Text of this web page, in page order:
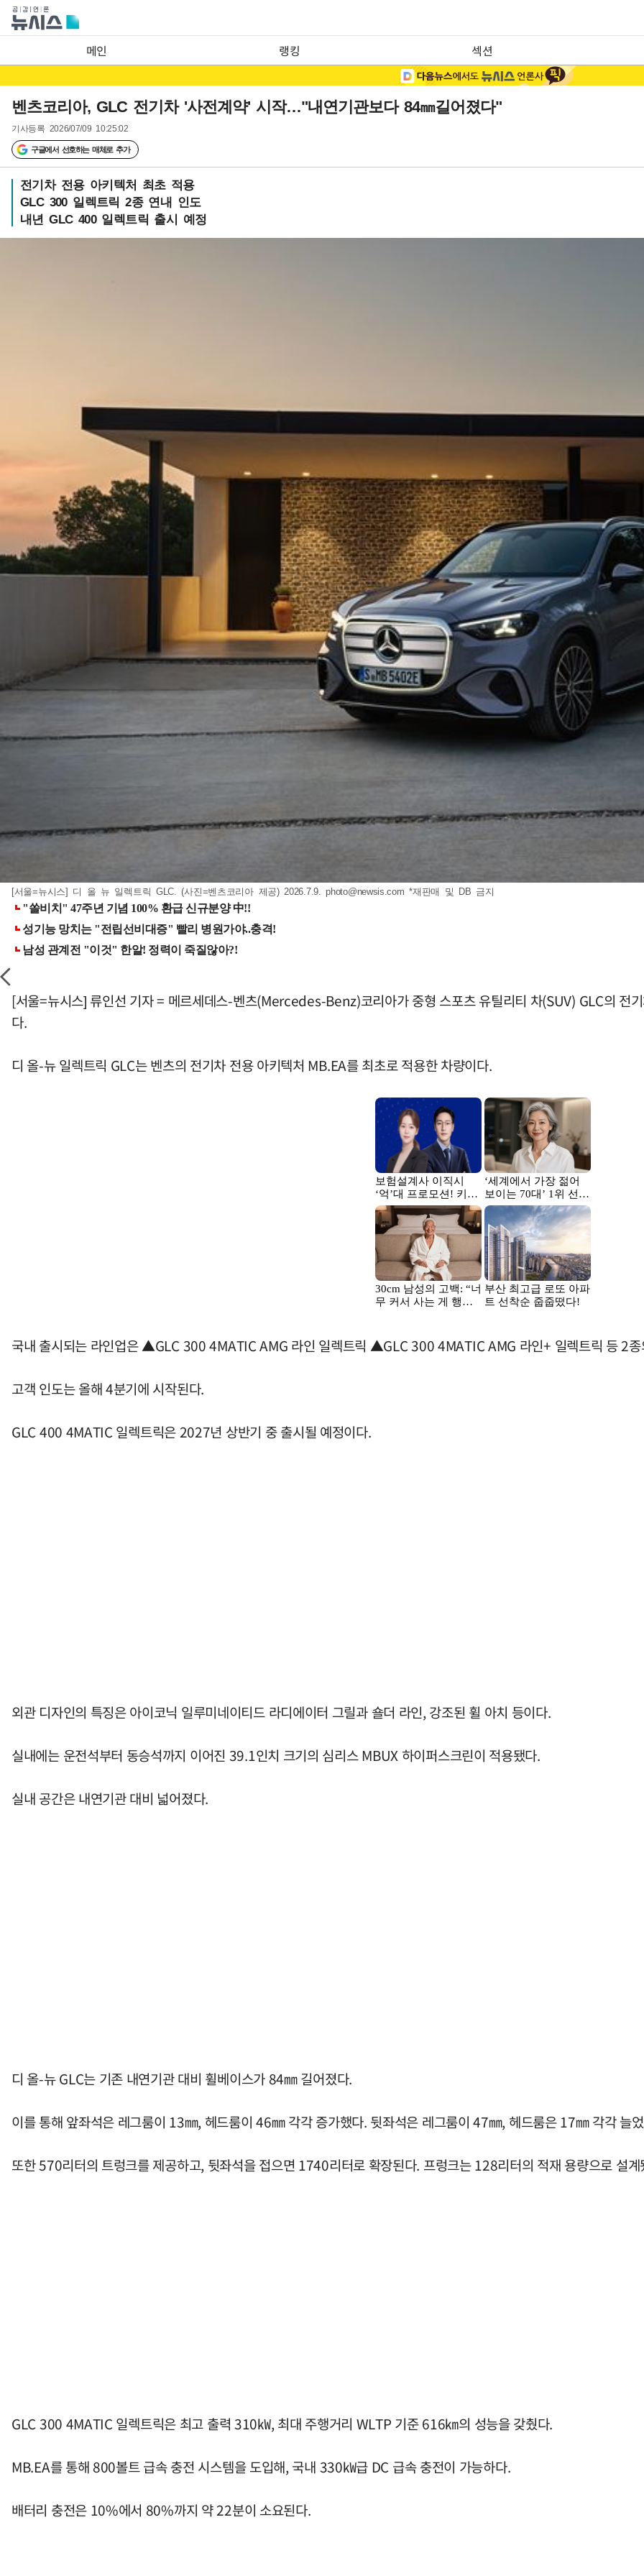
메인 랭킹 섹션
벤츠코리아, GLC 전기차 '사전계약' 시작…"내연기관보다 84㎜길어졌다"
기사등록 2026/07/09 10:25:02
구글에서 선호하는 매체로 추가
전기차 전용 아키텍처 최초 적용
GLC 300 일렉트릭 2종 연내 인도
내년 GLC 400 일렉트릭 출시 예정
[서울=뉴시스] 디 올 뉴 일렉트릭 GLC. (사진=벤츠코리아 제공) 2026.7.9.photo@newsis.com *재판매 및 DB 금지
[서울=뉴시스] 류인선 기자 = 메르세데스-벤츠(Mercedes-Benz)코리아가 중형 스포츠 유틸리티 차(SUV) GLC의 전
다.
디 올-뉴 일렉트릭 GLC는 벤츠의 전기차 전용 아키텍처 MB.EA를 최초로 적용한 차량이다.
국내 출시되는 라인업은 ▲GLC 300 4MATIC AMG 라인 일렉트릭 ▲GLC 300 4MATIC AMG 라인+ 일렉트릭 등 2종
고객 인도는 올해 4분기에 시작된다.
GLC 400 4MATIC 일렉트릭은 2027년 상반기 중 출시될 예정이다.
외관 디자인의 특징은 아이코닉 일루미네이티드 라디에이터 그릴과 숄더 라인, 강조된 휠 아치 등이다.
실내에는 운전석부터 동승석까지 이어진 39.1인치 크기의 심리스 MBUX 하이퍼스크린이 적용됐다.
실내 공간은 내연기관 대비 넓어졌다.
디 올-뉴 GLC는 기존 내연기관 대비 휠베이스가 84㎜ 길어졌다.
이를 통해 앞좌석은 레그룸이 13㎜, 헤드룸이 46㎜ 각각 증가했다. 뒷좌석은 레그룸이 47㎜, 헤드룸은 17㎜ 각각 늘
또한 570리터의 트렁크를 제공하고, 뒷좌석을 접으면 1740리터로 확장된다. 프렁크는 128리터의 적재 용량으로 설계
GLC 300 4MATIC 일렉트릭은 최고 출력 310㎾, 최대 주행거리 WLTP 기준 616㎞의 성능을 갖췄다.
MB.EA를 통해 800볼트 급속 충전 시스템을 도입해, 국내 330㎾급 DC 급속 충전이 가능하다.
배터리 충전은 10%에서 80%까지 약 22분이 소요된다.